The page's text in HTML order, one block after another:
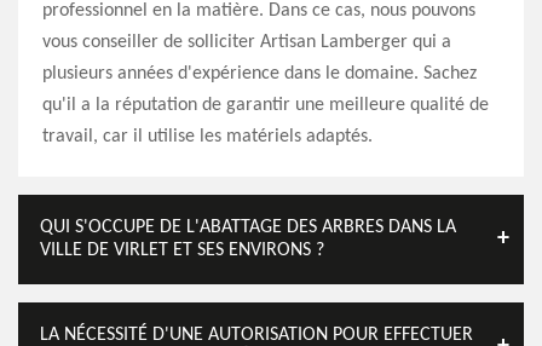
professionnel en la matière. Dans ce cas, nous pouvons
vous conseiller de solliciter Artisan Lamberger qui a
plusieurs années d'expérience dans le domaine. Sachez
qu'il a la réputation de garantir une meilleure qualité de
travail, car il utilise les matériels adaptés.
QUI S'OCCUPE DE L'ABATTAGE DES ARBRES DANS LA
VILLE DE VIRLET ET SES ENVIRONS ?
LA NÉCESSITÉ D'UNE AUTORISATION POUR EFFECTUER